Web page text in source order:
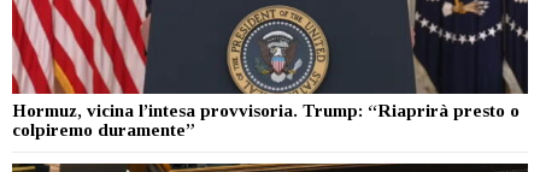
Hormuz, vicina l’intesa provvisoria. Trump: “Riaprirà presto o
colpiremo duramente”